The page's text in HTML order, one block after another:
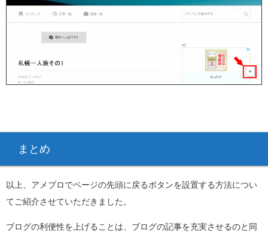
まとめ
以上、アメブロでページの先頭に戻るボタンを設置する方法につい
てご紹介させていただきました。
ブログの利便性を上げることは、ブログの記事を充実させるのと同